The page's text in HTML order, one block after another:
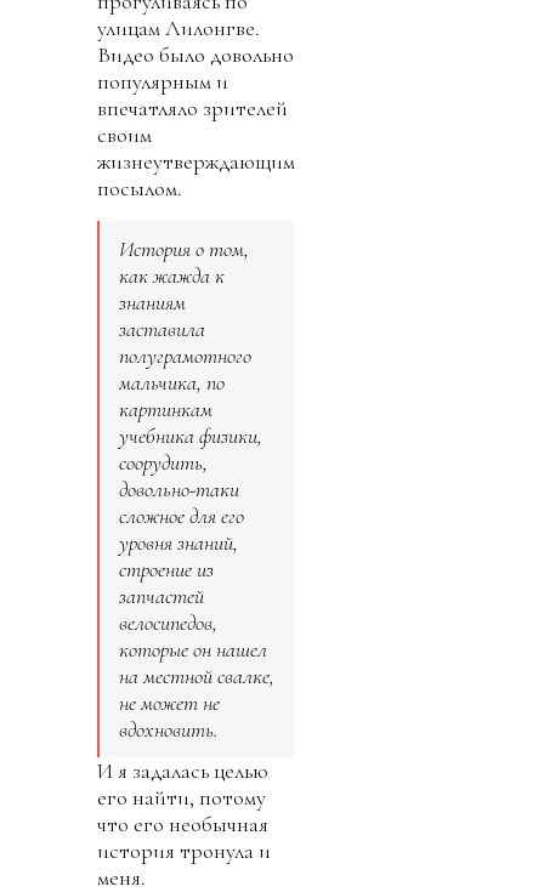
улицам Лилонгве.
Видео было довольно
популярным и
впечатляло зрителей
своим
жизнеутверждающим
посылом.
История о том,
как жажда к
знаниям
заставила
полуграмотного
мальчика, по
картинкам
учебника физики,
соорудить,
довольно-таки
сложное для его
уровня знаний,
строение из
запчастей
велосипедов,
которые он нашел
на местной свалке,
не может не
вдохновить.
И я задалась целью
его найти, потому
что его необычная
история тронула и
меня.